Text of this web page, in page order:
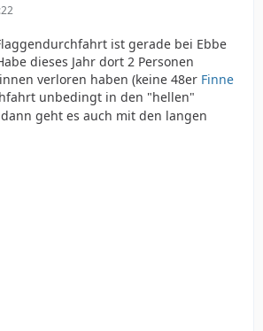
ist gerade bei Ebbe
dieses Jahr dort 2 Personen
verloren haben (keine 48er Finne
unbedingt in den "hellen"
geht es auch mit den langen